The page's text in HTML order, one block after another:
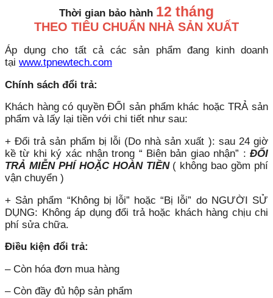
Thời gian bảo hành 12 tháng
THEO TIÊU CHUẨN NHÀ SẢN XUẤT
Áp dụng cho tất cả các sản phẩm đang kinh doanh
tại www.tpnewtech.com
Chính sách đổi trả:
Khách hàng có quyền ĐỔI sản phẩm khác hoặc TRẢ sản
phẩm và lấy lại tiền với chi tiết như sau:
+ Đổi trả sản phẩm bị lỗi (Do nhà sản xuất ): sau 24 giờ
kề từ khi ký xác nhận trong “ Biên bản giao nhận” : ĐỔI
TRẢ MIỄN PHÍ HOẶC HOÀN TIỀN( không bao gồm phí
vận chuyển )
+ Sản phẩm “Không bị lỗi” hoặc “Bị lỗi” do NGƯỜI SỬ
DỤNG: Không áp dụng đổi trả hoặc khách hàng chịu chi
phí sửa chữa.
Điều kiện đổi trả:
– Còn hóa đơn mua hàng
– Còn đầy đủ hộp sản phẩm